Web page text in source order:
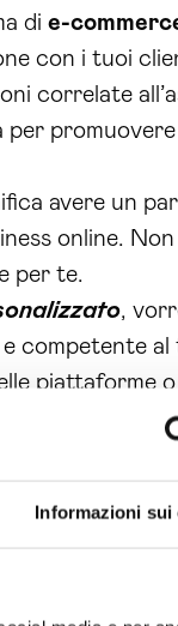
Informazioni sui
di e-
con i tuoi
correlate
avere un
online.
per te.
,
competente
piattaforme o
possiamo
alle grandi
di creazione
abbiamo